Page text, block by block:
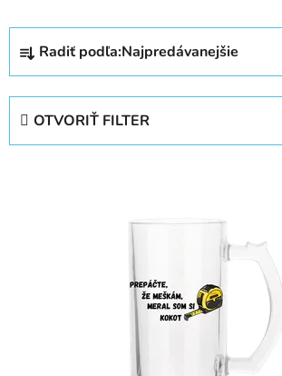
R
d
Radiť podľa:Najpredávanejšie
OTVORIŤ FILTER